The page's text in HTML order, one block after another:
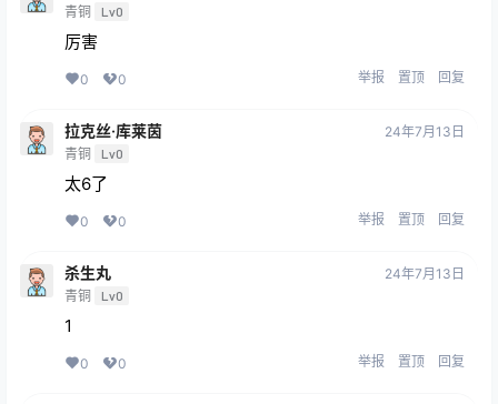
青铜 Lv0
厉害
0 0 举报 置顶 回复
拉克丝·库莱茵
青铜 Lv0
24年7月13日
太6了
0 0 举报 置顶 回复
杀生丸
青铜 Lv0
24年7月13日
1
0 0 举报 置顶 回复